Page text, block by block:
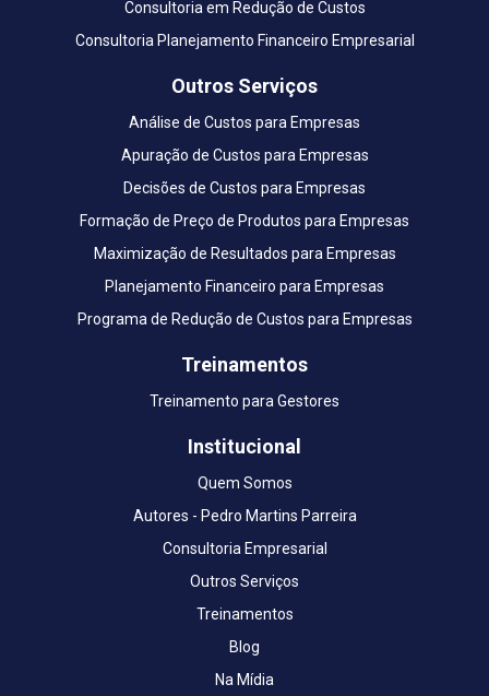
Consultoria em Redução de Custos
Consultoria Planejamento Financeiro Empresarial
Outros Serviços
Análise de Custos para Empresas
Apuração de Custos para Empresas
Decisões de Custos para Empresas
Formação de Preço de Produtos para Empresas
Maximização de Resultados para Empresas
Planejamento Financeiro para Empresas
Programa de Redução de Custos para Empresas
Treinamentos
Treinamento para Gestores
Institucional
Quem Somos
Autores - Pedro Martins Parreira
Consultoria Empresarial
Outros Serviços
Treinamentos
Blog
Na Mídia